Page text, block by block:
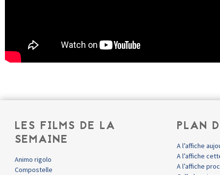
LES FILMS DE LA
SEMAINE
Animo rigolo
Compostelle
PLAN
A l’affiche
A l’affiche
A l’affiche